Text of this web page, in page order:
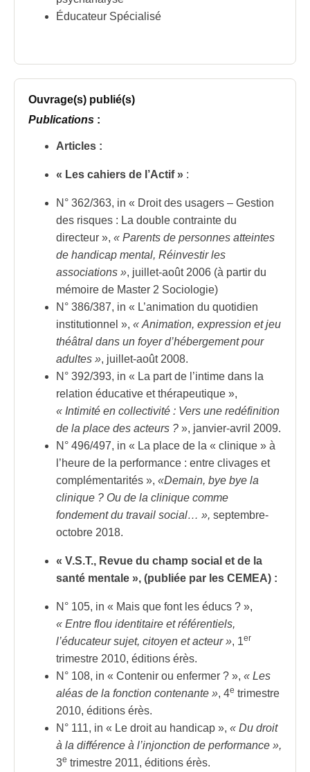
Éducateur Spécialisé
Ouvrage(s) publié(s)
Publications :
Articles :
« Les cahiers de l’Actif » :
N° 362/363, in « Droit des usagers – Gestion
des risques : La double contrainte du
directeur », « Parents de personnes atteintes
de handicap mental, Réinvestir les
associations », juillet-août 2006 (à partir du
mémoire de Master 2 Sociologie)
N° 386/387, in « L’animation du quotidien
institutionnel », « Animation, expression et jeu
théâtral dans un foyer d’hébergement pour
adultes », juillet-août 2008.
N° 392/393, in « La part de l’intime dans la
relation éducative et thérapeutique »,
« Intimité en collectivité : Vers une redéfinition
de la place des acteurs ? », janvier-avril 2009.
N° 496/497, in « La place de la « clinique » à
l’heure de la performance : entre clivages et
complémentarités », «Demain, bye bye la
clinique ? Ou de la clinique comme
fondement du travail social… », septembre-
octobre 2018.
« V.S.T., Revue du champ social et de la
santé mentale », (publiée par les CEMEA) :
N° 105, in « Mais que font les éducs ? »,
« Entre flou identitaire et référentiels,
l’éducateur sujet, citoyen et acteur », 1er
trimestre 2010, éditions érès.
N° 108, in « Contenir ou enfermer ? », « Les
aléas de la fonction contenante », 4e trimestre
2010, éditions érès.
N° 111, in « Le droit au handicap », « Du droit
à la différence à l’injonction de performance »,
3e trimestre 2011, éditions érès.